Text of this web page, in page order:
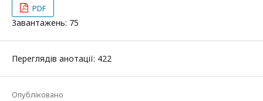
PDF
Завантажень: 75
Переглядів анотації: 422
Опубліковано